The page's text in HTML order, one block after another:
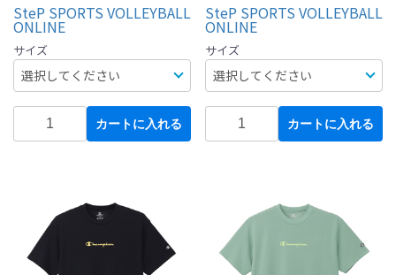
SteP SPORTS VOLLEYBALL
ONLINE
サイズ
カートに入れる
SteP SPORTS VOLLEYBALL
ONLINE
サイズ
カートに入れる